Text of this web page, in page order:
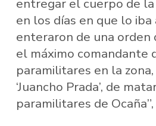
entregar el cuerpo de
en los días en que lo iba
enteraron de una orden
el máximo comandante
paramilitares en la
‘Juancho Prada’, de
paramilitares de